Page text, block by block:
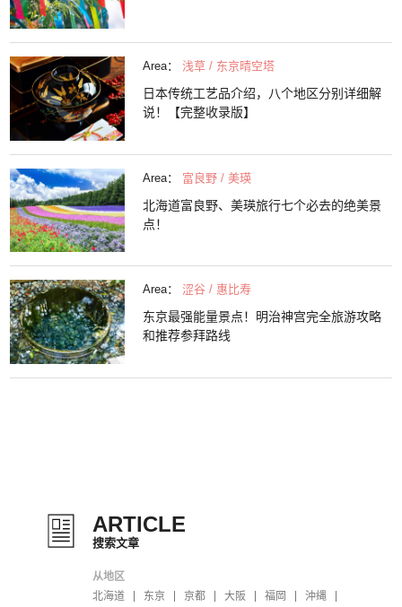
Area： 浅草 / 东京晴空塔
日本传统工艺品介绍，八个地区分别详细解
说！【完整收录版】
Area： 富良野 / 美瑛
北海道富良野、美瑛旅行七个必去的绝美景
点！
Area： 涩谷 / 惠比寿
东京最强能量景点！明治神宫完全旅游攻略
和推荐参拜路线
ARTICLE
搜索文章
从地区
北海道
东京 京都 大阪 福岡 沖縄